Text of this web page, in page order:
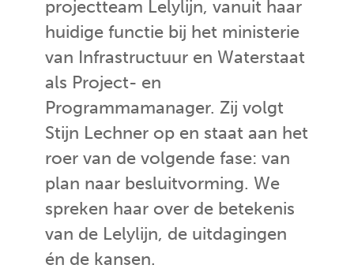
projectteam Lelylijn, vanuit haar
huidige functie bij het ministerie
van Infrastructuur en Waterstaat
als Project- en
Programmamanager. Zij volgt
Stijn Lechner op en staat aan het
roer van de volgende fase: van
plan naar besluitvorming. We
spreken haar over de betekenis
van de Lelylijn, de uitdagingen
én de kansen.